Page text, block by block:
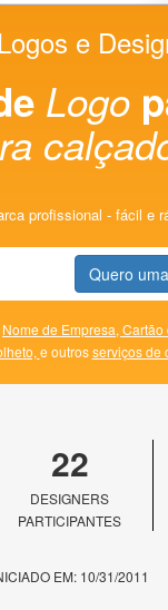
e
Logo
profissional - fácil e
Quero
Nome de Empresa, Cartão
e outrosserviços de
22
DESIGNERS
PARTICIPANTES
EM: 10/31/2011